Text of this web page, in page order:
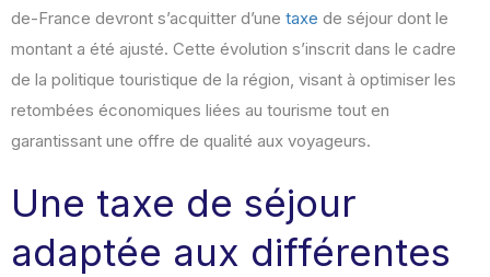
de-France devront s’acquitter d’une taxe de séjour dont le
montant a été ajusté. Cette évolution s’inscrit dans le cadre
de la politique touristique de la région, visant à optimiser les
retombées économiques liées au tourisme tout en
garantissant une offre de qualité aux voyageurs.
Une taxe de séjour
adaptée aux différentes